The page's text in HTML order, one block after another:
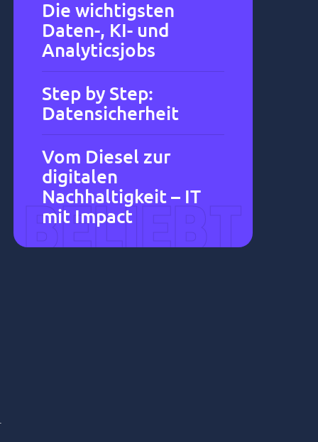
BELIEBT
Die wichtigsten
Daten-, KI- und
Analyticsjobs
Step by Step:
Datensicherheit
Vom Diesel zur
digitalen
Nachhaltigkeit – IT
mit Impact